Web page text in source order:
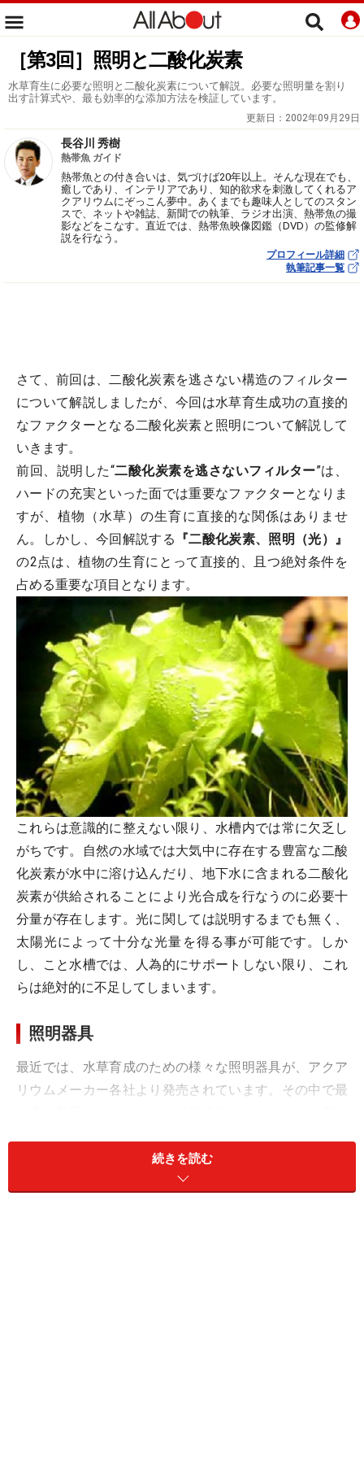
［第3回］照明と二酸化炭素
水草育生に必要な照明と二酸化炭素について解説。必要な照明量を割り
出す計算式や、最も効率的な添加方法を検証しています。
更新日： 2002年09月29日
長谷川 秀樹
熱帯魚 ガイド
熱帯魚との付き合いは、気づけば20年以上。そんな現在でも、
癒しであり、インテリアであり、知的欲求を刺激してくれるア
クアリウムにぞっこん夢中。あくまでも趣味人としてのスタン
スで、ネットや雑誌、新聞での執筆、ラジオ出演、熱帯魚の撮
影などをこなす。直近では、熱帯魚映像図鑑（DVD）の監修解
説を行なう。
プロフィール詳細
執筆記事一覧
さて、前回は、二酸化炭素を逃さない構造のフィルター
について解説しましたが、今回は水草育生成功の直接的
なファクターとなる二酸化炭素と照明について解説して
いきます。
前回、説明した“二酸化炭素を逃さないフィルター”は、
ハードの充実といった面では重要なファクターとなりま
すが、植物（水草）の生育に直接的な関係はありませ
ん。しかし、今回解説する 『二酸化炭素、照明（光）』
の2点は、植物の生育にとって直接的、且つ絶対条件を
占める重要な項目となります。
これらは意識的に整えない限り、水槽内では常に欠乏し
がちです。自然の水域では大気中に存在する豊富な二酸
化炭素が水中に溶け込んだり、地下水に含まれる二酸化
炭素が供給されることにより光合成を行なうのに必要十
分量が存在します。光に関しては説明するまでも無く、
太陽光によって十分な光量を得る事が可能です。しか
し、こと水槽では、人為的にサポートしない限り、これ
らは絶対的に不足してしまいます。
照明器具
最近では、水草育成のための様々な照明器具が、アクア
リウムメーカー各社より発売されています。その中で最
多くの製品が発売されていて入手が容易です。また、比
較的安価、蛍光管の種類が豊富なことから、自分の好み
続きを読む